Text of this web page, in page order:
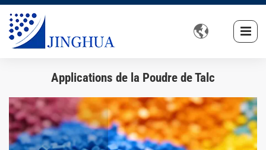

Applications de la Poudre de Talc